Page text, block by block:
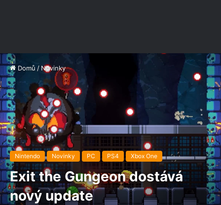
Domů / Novinky
Nintendo Novinky PC PS4 Xbox One
Exit the Gungeon dostává
nový update